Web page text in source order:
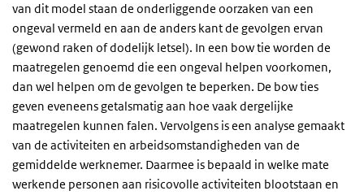
van dit model staan de onderliggende oorzaken van een
ongeval vermeld en aan de anders kant de gevolgen ervan
(gewond raken of dodelijk letsel). In een bow tie worden de
maatregelen genoemd die een ongeval helpen voorkomen,
dan wel helpen om de gevolgen te beperken. De bow ties
geven eveneens getalsmatig aan hoe vaak dergelijke
maatregelen kunnen falen. Vervolgens is een analyse gemaakt
van de activiteiten en arbeidsomstandigheden van de
gemiddelde werknemer. Daarmee is bepaald in welke mate
werkende personen aan risicovolle activiteiten blootstaan en